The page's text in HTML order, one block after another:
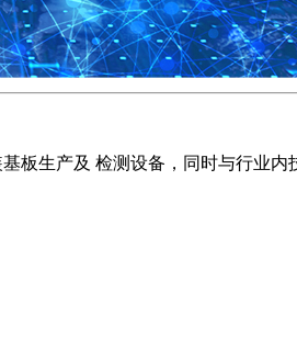
板生产及 检测设备，同时与行业